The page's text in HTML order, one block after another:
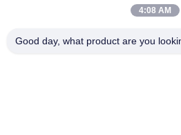
Fertigen Sie Zupacken der orange
4:08 AM
Good day, what product are you